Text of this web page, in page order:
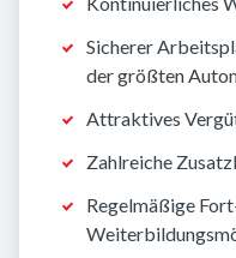
Sicherer
der größten
Attraktives
Zahlreiche
Regelmäßige